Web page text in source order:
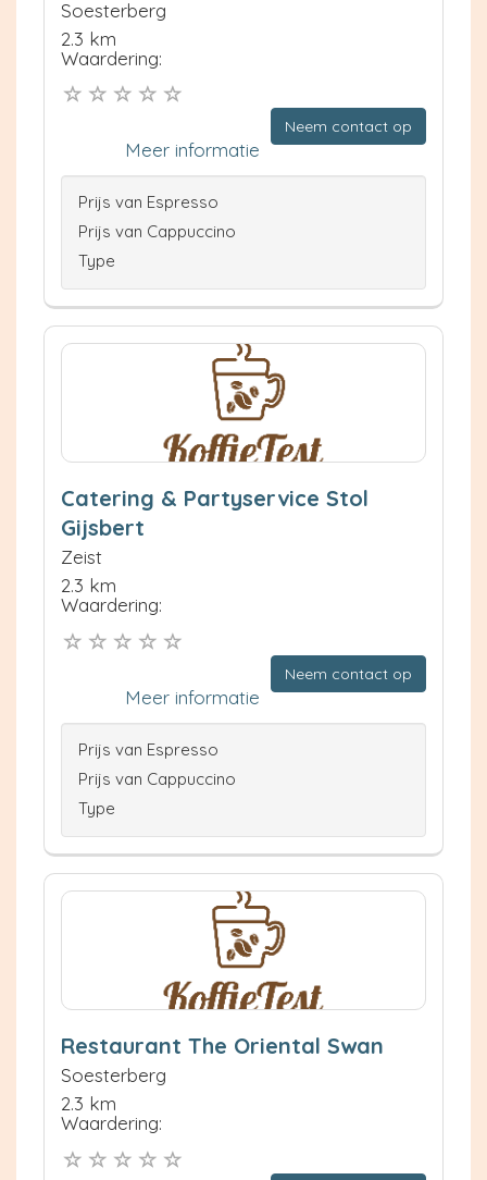
Soesterberg
2.3 km
Waardering:
Neem contact op
Meer informatie
Prijs van Espresso
Prijs van Cappuccino
Type
Catering & Partyservice Stol
Gijsbert
Zeist
2.3 km
Waardering:
Neem contact op
Meer informatie
Prijs van Espresso
Prijs van Cappuccino
Type
Restaurant The Oriental Swan
Soesterberg
2.3 km
Waardering: